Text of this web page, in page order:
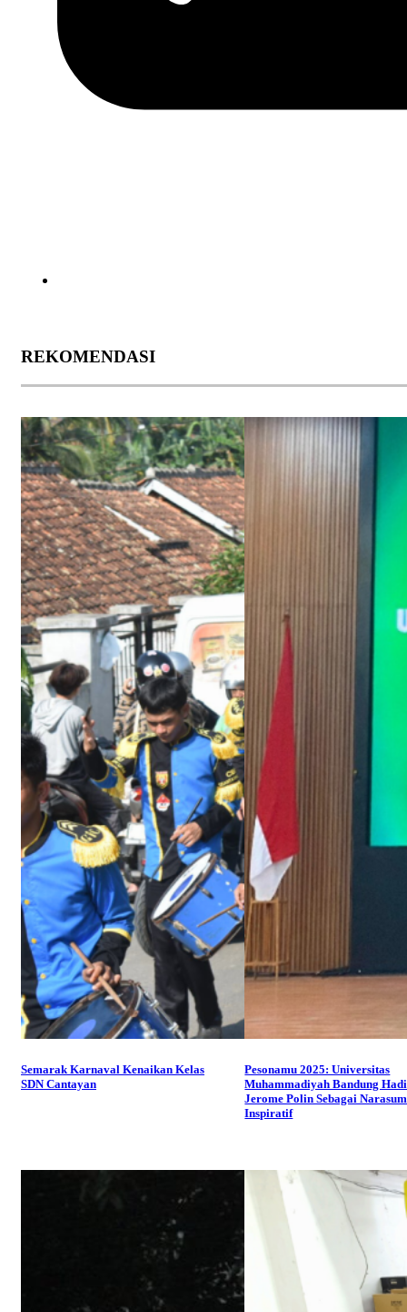
REKOMENDASI
Semarak Karnaval Kenaikan Kelas
SDN Cantayan
Pesonamu 2025: Universitas
Muhammadiyah Bandung
Jerome Polin Sebagai
Inspiratif